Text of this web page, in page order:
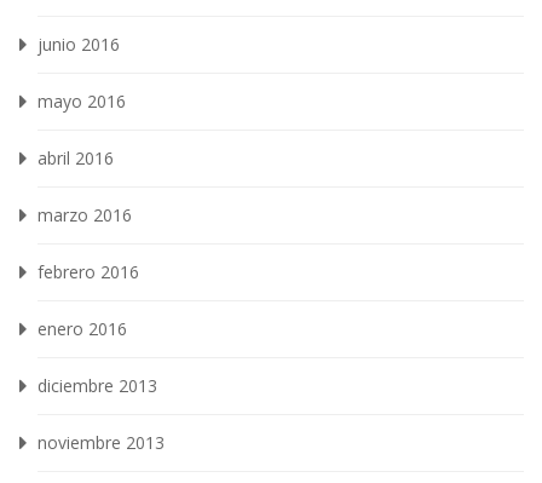
junio 2016
mayo 2016
abril 2016
marzo 2016
febrero 2016
enero 2016
diciembre 2013
noviembre 2013